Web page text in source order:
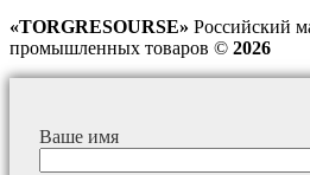
«TORGRESOURSE» Российский
промышленных товаров © 2026
Ваше имя